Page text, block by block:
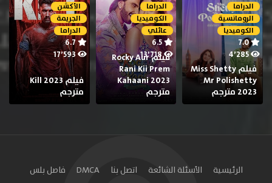
الدراما
الرومانسية
الكوميديا
7.0
4٬285
فيلم Miss Shetty
Mr Polishetty
2023 مترجم
الدراما
الكوميديا
عائلي
6.5
13٬718
فيلم Rocky Aur
Rani Kii Prem
Kahaani 2023
مترجم
الأكشن
الجريمة
الدراما
6.7
17٬593
فيلم Kill 2023
مترجم
الرئيسية الأسئلة الشائعة اتصل بنا DMCA فاصل بلس